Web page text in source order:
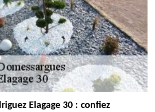
Elagage 30 : confiez